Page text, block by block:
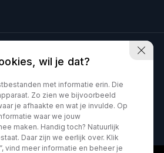
van Kia VDNS
onderdeel van Kia VDNS
wil je dat?
met informatie erin. Die
Zo zien we bijvoorbeeld
je afhaakte en wat je invulde. Op
waar we jouw
maken. Handig toch? Natuurlijk
Daar zijn we eerlijk over. Klik
vind meer informatie en beheer je